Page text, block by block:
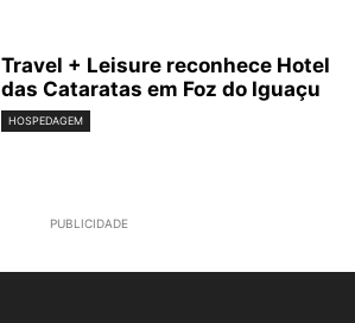
Travel + Leisure reconhece Hotel
das Cataratas em Foz do Iguaçu
HOSPEDAGEM
PUBLICIDADE